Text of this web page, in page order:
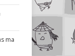
ma